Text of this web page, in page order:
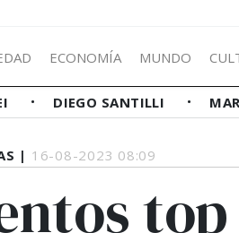
ECONOMÍA MUNDO
DIEGO SANTILLI
| 16-08-2023 08:09